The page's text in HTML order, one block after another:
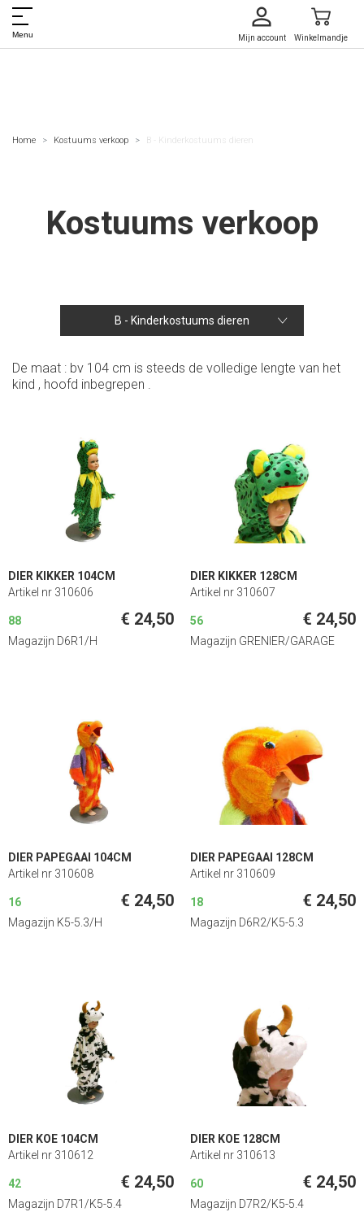
Menu Mijn account Winkelmandje
Home Kostuums verkoop B - Kinderkostuums dieren
Kostuums verkoop
B - Kinderkostuums dieren
De maat : bv 104 cm is steeds de volledige lengte van het
kind , hoofd inbegrepen .
DIER KIKKER 104CM
Artikel nr 310606
88 € 24,50
Magazijn D6R1/H
DIER KIKKER 128CM
Artikel nr 310607
56 € 24,50
Magazijn GRENIER/GARAGE
DIER PAPEGAAI 104CM
Artikel nr 310608
16 € 24,50
Magazijn K5-5.3/H
DIER PAPEGAAI 128CM
Artikel nr 310609
18 € 24,50
Magazijn D6R2/K5-5.3
DIER KOE 104CM
Artikel nr 310612
42 € 24,50
Magazijn D7R1/K5-5.4
DIER KOE 128CM
Artikel nr 310613
60 € 24,50
Magazijn D7R2/K5-5.4